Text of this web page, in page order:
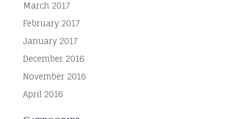
March 2017
February 2017
January 2017
December 2016
November 2016
April 2016